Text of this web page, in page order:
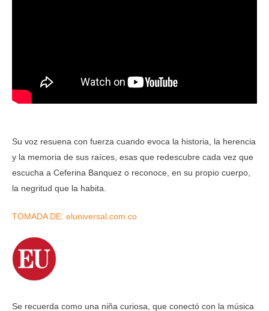
Su voz resuena con fuerza cuando evoca la historia, la herencia
y la memoria de sus raíces, esas que redescubre cada vez que
escucha a Ceferina Banquez o reconoce, en su propio cuerpo,
la negritud que la habita.
TOMADA DE: eluniversal.com.co
Se recuerda como una niña curiosa, que conectó con la música